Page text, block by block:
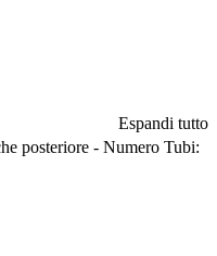
Espandi tutto
posteriore - Numero Tubi: